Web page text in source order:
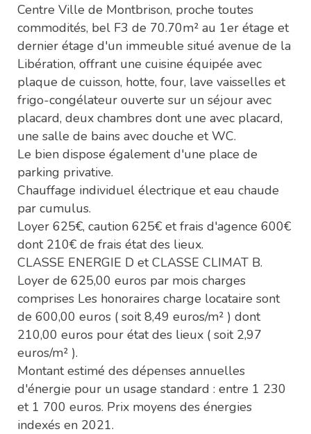
Centre Ville de Montbrison, proche toutes
commodités, bel F3 de 70.70m² au 1er étage et
dernier étage d'un immeuble situé avenue de la
Libération, offrant une cuisine équipée avec
plaque de cuisson, hotte, four, lave vaisselles et
frigo-congélateur ouverte sur un séjour avec
placard, deux chambres dont une avec placard,
une salle de bains avec douche et WC.
Le bien dispose également d'une place de
parking privative.
Chauffage individuel électrique et eau chaude
par cumulus.
Loyer 625€, caution 625€ et frais d'agence 600€
dont 210€ de frais état des lieux.
CLASSE ENERGIE D et CLASSE CLIMAT B.
Loyer de 625,00 euros par mois charges
comprises Les honoraires charge locataire sont
de 600,00 euros ( soit 8,49 euros/m² ) dont
210,00 euros pour état des lieux ( soit 2,97
euros/m² ).
Montant estimé des dépenses annuelles
d'énergie pour un usage standard : entre 1 230
et 1 700 euros. Prix moyens des énergies
indexés en 2021.